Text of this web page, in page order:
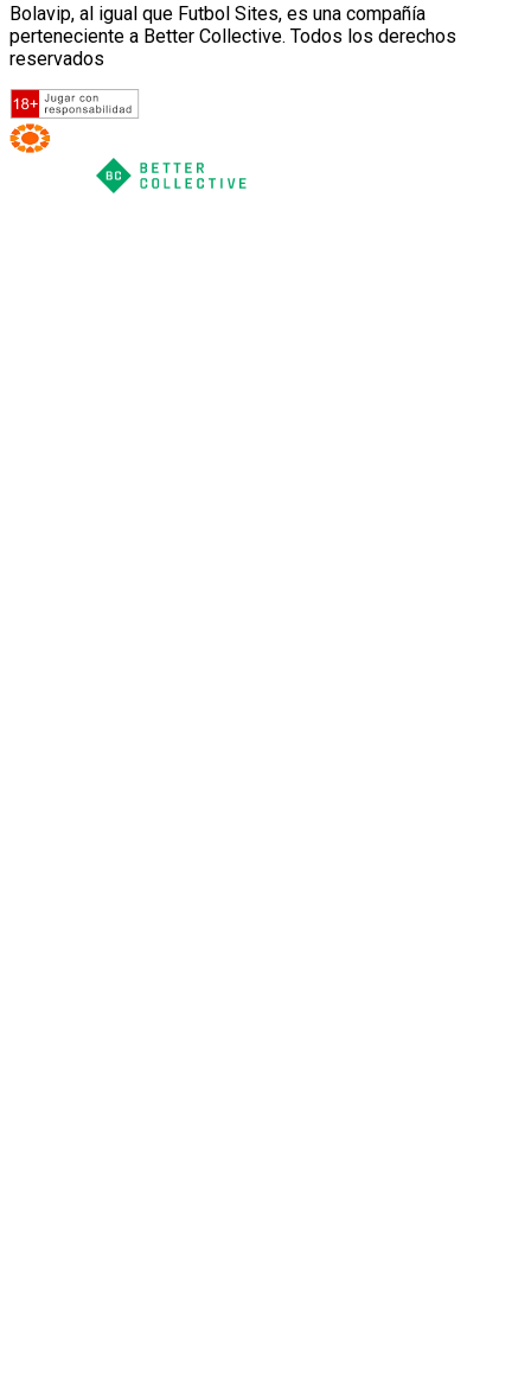
Bolavip, al igual que Futbol Sites, es una compañía
perteneciente a Better Collective. Todos los derechos
reservados